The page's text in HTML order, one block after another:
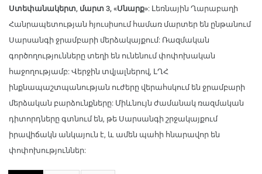
Ստեփանակերտ, մարտ 3, «Սնարք»: Լեռնային Ղարաբաղի
Հանրապետության հյուսիսում համառ մարտեր են ընթանում
Սարսանգի ջրամբարի մերձակայքում: Ռազմական
գործողությունները տեղի են ունենում փոփոխական
հաջողությամբ: Վերջին տվյալներով, ԼՂՀ
ինքնապաշտպանության ուժերը վերահսկում են ջրամբարի
մերձական բարձունքները: Միևնույն ժամանակ ռազմական
դիտորդները գտնում են, թե Սարսանգի շրջակայքում
իրավիճակն անկայուն է, և ամեն պահի հնարավոր են
փոփոխություններ: